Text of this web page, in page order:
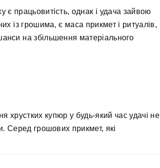
працьовитість, однак і удача зайвою
із грошима, є маса прикмет і ритуалів,
на збільшення матеріального
хрустких купюр у будь-який час удачі не
Серед грошових прикмет, які